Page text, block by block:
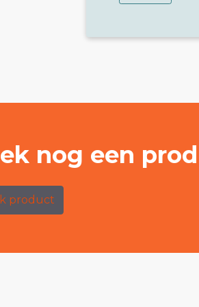
nog een
product